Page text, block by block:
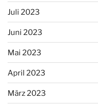
Juli 2023
Juni 2023
Mai 2023
April 2023
März 2023